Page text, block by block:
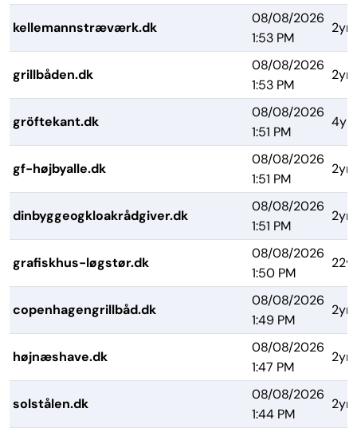
kellemannstræværk.dk
08/08/2026
1:53 PM
2yrs
grillbåden.dk
08/08/2026
1:53 PM
2yrs
gröftekant.dk
08/08/2026
1:51 PM
4yrs
gf-højbyalle.dk
08/08/2026
1:51 PM
2yrs
dinbyggeogkloakrådgiver.dk
08/08/2026
1:51 PM
2yrs
grafiskhus-løgstør.dk
08/08/2026
1:50 PM
copenhagengrillbåd.dk
08/08/2026
1:49 PM
2yrs
højnæshave.dk
08/08/2026
1:47 PM
2yrs
solstålen.dk
08/08/2026
1:44 PM
2yrs